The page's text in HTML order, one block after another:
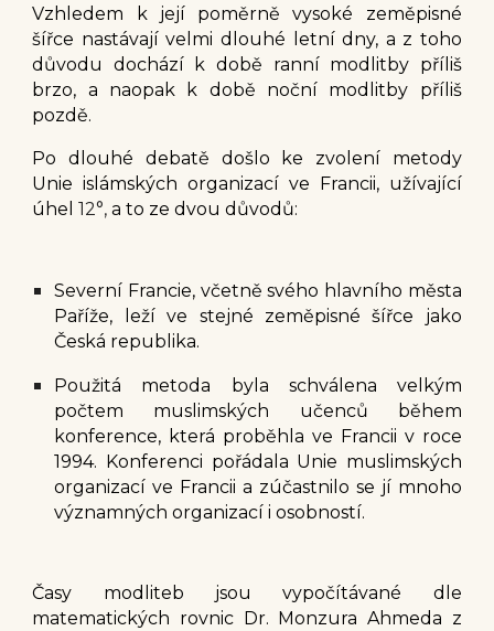
Vzhledem k její poměrně vysoké zeměpisné
šířce nastávají velmi dlouhé letní dny, a z toho
důvodu dochází k době ranní modlitby příliš
brzo, a naopak k době noční modlitby příliš
pozdě.
Po dlouhé debatě došlo ke zvolení metody
Unie islámských organizací ve Francii, užívající
úhel12°,a to ze dvou důvodů:
Severní Francie, včetně svého hlavního města
Paříže, leží ve stejné zeměpisné šířce jako
Česká republika.
Použitá metoda byla schválena velkým
počtem muslimských učenců během
konference, která proběhla ve Francii v roce
1994. Konferenci pořádala Unie muslimských
organizací ve Francii a zúčastnilo se jí mnoho
významných organizací i osobností.
Časy modliteb jsou vypočítávané dle
matematických rovnic Dr. Monzura Ahmeda z